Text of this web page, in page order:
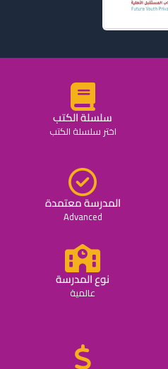
سلسلة الكتب
اختر سلسلة الكتب
المدرسة معتمدة
Advanced
نوع المدرسة
عالمية